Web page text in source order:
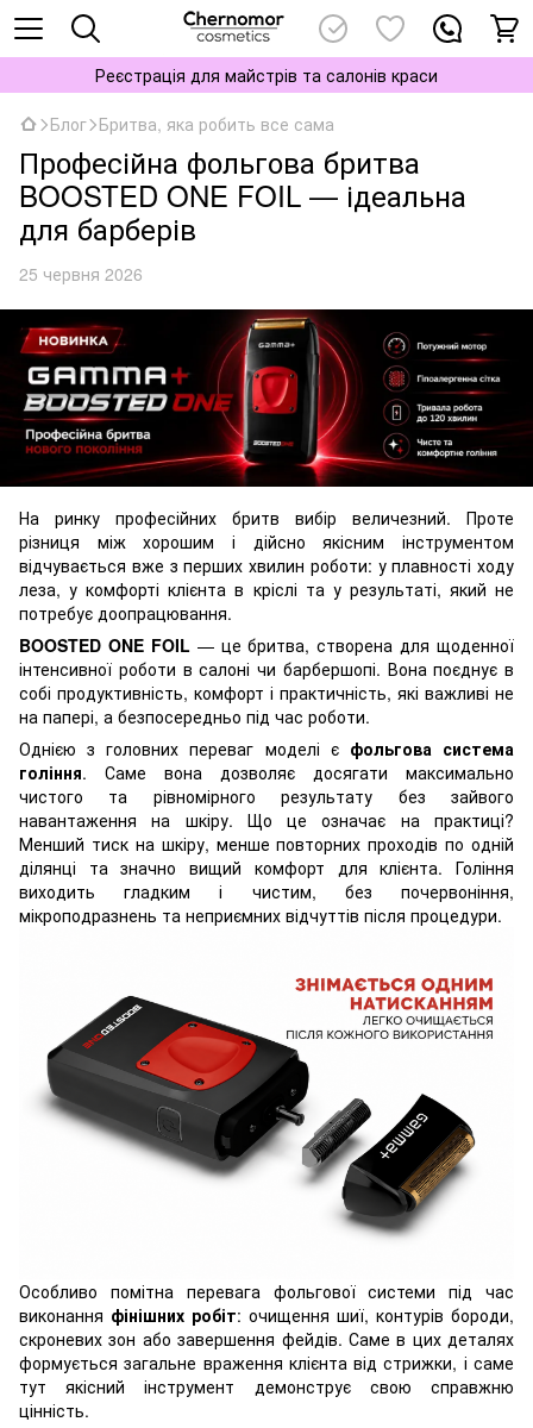
Реєстрація для майстрів та салонів краси
Блог Бритва, яка робить все сама
Професійна фольгова бритва
BOOSTED ONE FOIL — ідеальна
для барберів
25 червня 2026
На ринку професійних бритв вибір величезний. Проте
різниця між хорошим і дійсно якісним інструментом
відчувається вже з перших хвилин роботи: у плавності ходу
леза, у комфорті клієнта в кріслі та у результаті, який не
потребує доопрацювання.
BOOSTED ONE FOIL— це бритва, створена для щоденної
інтенсивної роботи в салоні чи барбершопі. Вона поєднує в
собі продуктивність, комфорт і практичність, які важливі не
на папері, а безпосередньо під час роботи.
Однією з головних переваг моделі є фольгова система
гоління. Саме вона дозволяє досягати максимально
чистого та рівномірного результату без зайвого
навантаження на шкіру. Що це означає на практиці?
Менший тиск на шкіру, менше повторних проходів по одній
ділянці та значно вищий комфорт для клієнта. Гоління
виходить гладким і чистим, без почервоніння,
мікроподразнень та неприємних відчуттів після процедури.
Особливо помітна перевага фольгової системи під час
виконання фінішних робіт: очищення шиї, контурів бороди,
скроневих зон або завершення фейдів. Саме в цих деталях
формується загальне враження клієнта від стрижки, і саме
тут якісний інструмент демонструє свою справжню
цінність.